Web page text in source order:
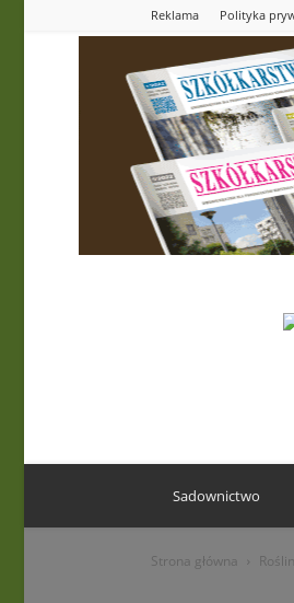
Reklama Polityka
Sadownictwo
Strona główna